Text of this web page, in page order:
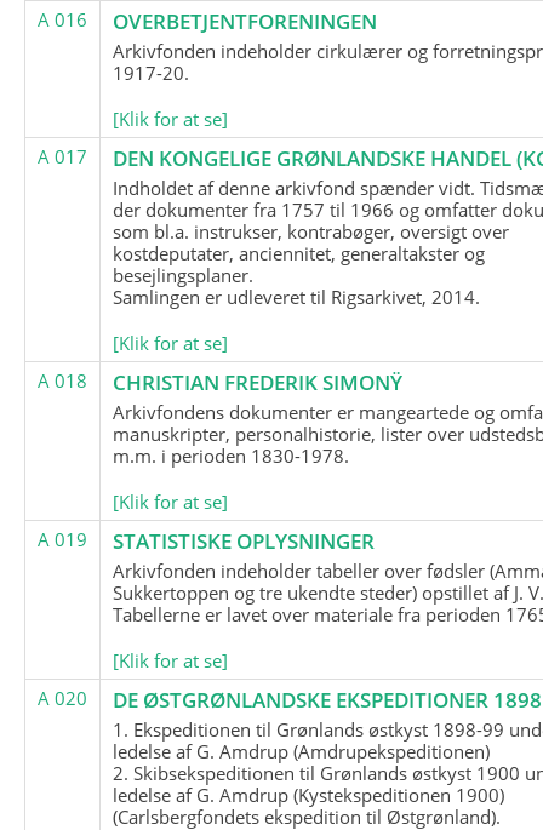
A 016 OVERBETJENTFORENINGEN
Arkivfonden indeholder cirkulærer og
1917-20.
[Klik for at se]
A 017
DEN KONGELIGE GRØNLANDSKE HANDEL
Indholdet af denne arkivfond spænder vidt.
der dokumenter fra 1757 til 1966 og omfatter
som bl.a. instrukser, kontrabøger, oversigt over
kostdeputater, anciennitet, generaltakster og
besejlingsplaner.
Samlingen er udleveret til Rigsarkivet, 2014.
[Klik for at se]
A 018
CHRISTIAN FREDERIK SIMONŸ
Arkivfondens dokumenter er mangeartede og
manuskripter, personalhistorie, lister over
m.m. i perioden 1830-1978.
[Klik for at se]
A 019
STATISTISKE OPLYSNINGER
Arkivfonden indeholder tabeller over fødsler
Sukkertoppen og tre ukendte steder) opstillet af J.
Tabellerne er lavet over materiale fra perioden
[Klik for at se]
A 020
DE ØSTGRØNLANDSKE EKSPEDITIONER
1. Ekspeditionen til Grønlands østkyst 1898-99
ledelse af G. Amdrup (Amdrupekspeditionen)
2. Skibsekspeditionen til Grønlands østkyst 1900
ledelse af G. Amdrup (Kystekspeditionen 1900)
(Carlsbergfondets ekspedition til Østgrønland).